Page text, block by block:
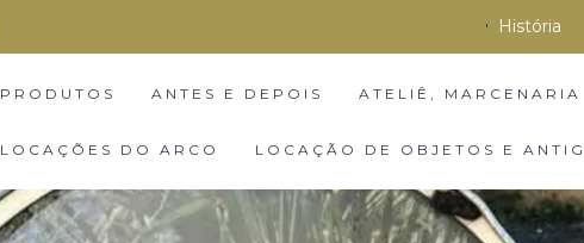
História
PRODUTOS ANTES E DEPOIS ATELIÊ,
LOCAÇÕES DO ARCO LOCAÇÃO DE OBJETOS E